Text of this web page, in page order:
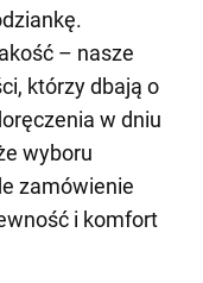
– nasze
którzy dbają o
w dniu
wyboru
zamówienie
i komfort